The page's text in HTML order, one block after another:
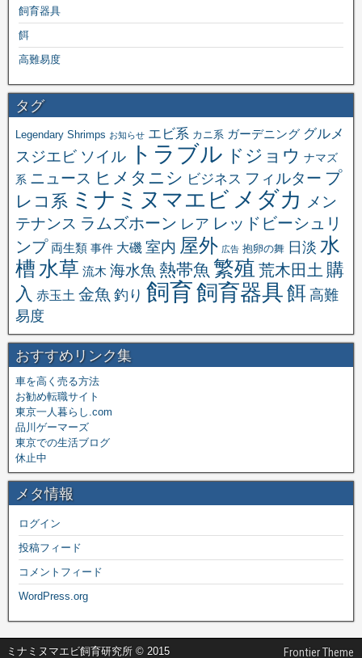
飼育器具
餌
高難易度
タグ
Legendary Shrimps お知らせ エビ系 カニ系 ガーデニング グルメ
スジエビ ソイル トラブル ドジョウ ナマズ
系 ニュース ヒメタニシ ビジネス フィルター プ
レコ系 ミナミヌマエビ メダカ
メン
テナンス ラムズホーン レア レッドビーシュリ
ンプ 両生類 事件 大磯 室内 屋外 広告 抱卵の舞 日淡 水
槽 水草 流木 海水魚 熱帯魚 繁殖 荒木田土 購
入 赤玉土 金魚 釣り 飼育飼育器具餌 高難
易度
おすすめリンク集
車を高く売る方法
お勧め転職サイト
東京一人暮らし.com
品川ゲーマーズ
東京での生活ブログ
休止中
メタ情報
ログイン
投稿フィード
コメントフィード
WordPress.org
ミナミヌマエビ飼育研究所 © 2015 Frontier Theme